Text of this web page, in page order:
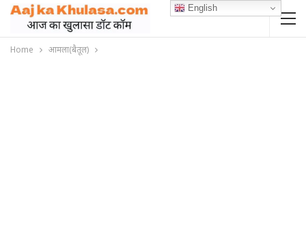
Home आमला(बैतूल)
English